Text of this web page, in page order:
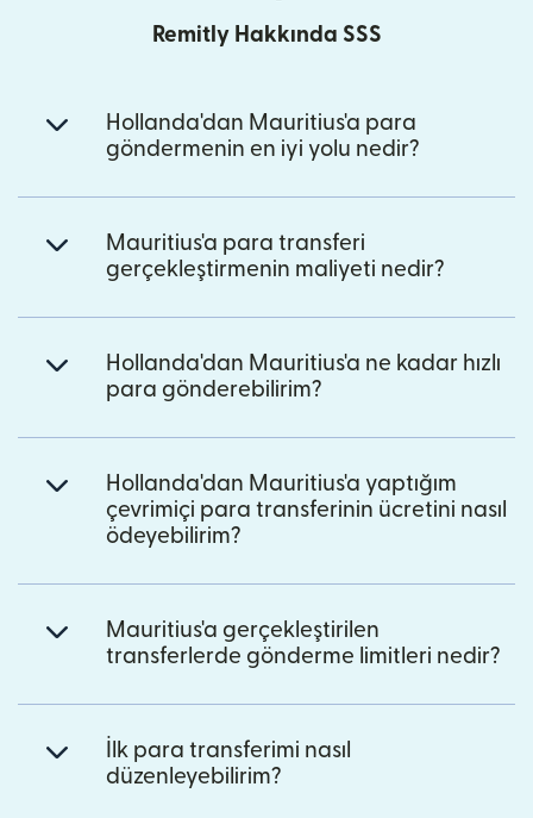
Remitly Hakkında SSS
Hollanda'dan Mauritius'a para
göndermenin en iyi yolu nedir?
Mauritius'a para transferi
gerçekleştirmenin maliyeti nedir?
Hollanda'dan Mauritius'a ne kadar hızlı
para gönderebilirim?
Hollanda'dan Mauritius'a yaptığım
çevrimiçi para transferinin ücretini nasıl
ödeyebilirim?
Mauritius'a gerçekleştirilen
transferlerde gönderme limitleri nedir?
İlk para transferimi nasıl
düzenleyebilirim?